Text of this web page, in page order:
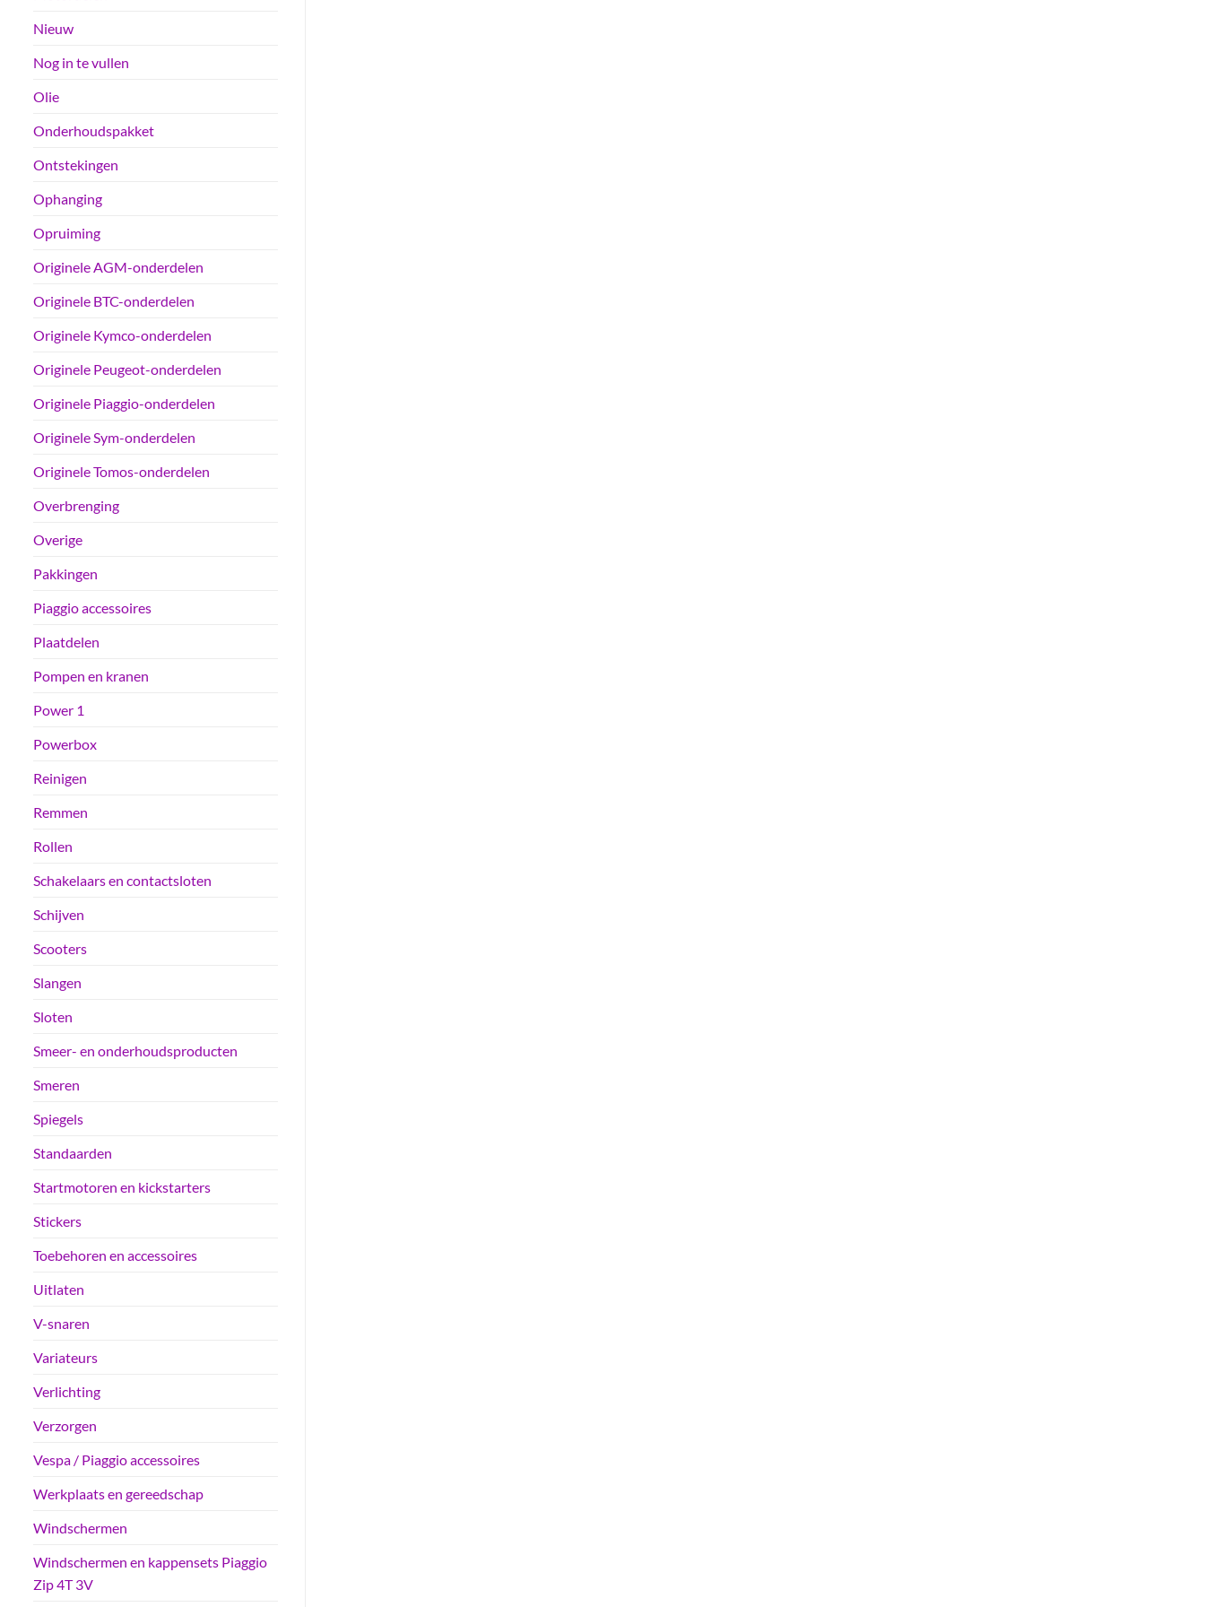
Nieuw
Nog in te vullen
Olie
Onderhoudspakket
Ontstekingen
Ophanging
Opruiming
Originele AGM-onderdelen
Originele BTC-onderdelen
Originele Kymco-onderdelen
Originele Peugeot-onderdelen
Originele Piaggio-onderdelen
Originele Sym-onderdelen
Originele Tomos-onderdelen
Overbrenging
Overige
Pakkingen
Piaggio accessoires
Plaatdelen
Pompen en kranen
Power 1
Powerbox
Reinigen
Remmen
Rollen
Schakelaars en contactsloten
Schijven
Scooters
Slangen
Sloten
Smeer- en onderhoudsproducten
Smeren
Spiegels
Standaarden
Startmotoren en kickstarters
Stickers
Toebehoren en accessoires
Uitlaten
V-snaren
Variateurs
Verlichting
Verzorgen
Vespa / Piaggio accessoires
Werkplaats en gereedschap
Windschermen
Windschermen en kappensets Piaggio
Zip 4T 3V